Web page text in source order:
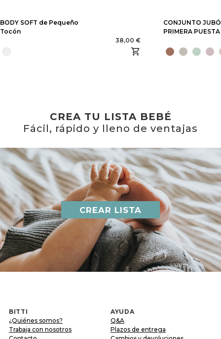
BODY SOFT de Pequeño
Tocón
38,00 €
CONJUNTO
PRIMERA
CREA TU LISTA BEBÉ
Fácil, rápido y lleno de ventajas
CREAR LISTA
BITTI
¿Quiénes somos?
Trabaja con nosotros
AYUDA
Q&A
Plazos de entrega